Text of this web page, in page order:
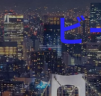
お知らせ
競馬
ビ